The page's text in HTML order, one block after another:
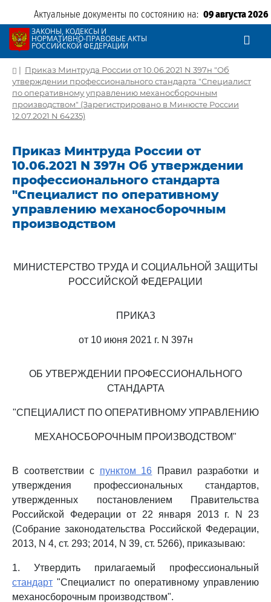
Актуальные документы по состоянию на: 09 августа 2026
ЗАКОНЫ, КОДЕКСЫ И
НОРМАТИВНО-ПРАВОВЫЕ АКТЫ
РОССИЙСКОЙ ФЕДЕРАЦИИ
| Приказ Минтруда России от 10.06.2021 N 397н "Об
утверждении профессионального стандарта "Специалист
по оперативному управлению механосборочным
производством" (Зарегистрировано в Минюсте России
12.07.2021 N 64235)
Приказ Минтруда России от
10.06.2021 N 397н Об утверждении
профессионального стандарта
"Специалист по оперативному
управлению механосборочным
производством
МИНИСТЕРСТВО ТРУДА И СОЦИАЛЬНОЙ ЗАЩИТЫ
РОССИЙСКОЙ ФЕДЕРАЦИИ
ПРИКАЗ
от 10 июня 2021 г. N 397н
ОБ УТВЕРЖДЕНИИ ПРОФЕССИОНАЛЬНОГО
СТАНДАРТА
"СПЕЦИАЛИСТ ПО ОПЕРАТИВНОМУ УПРАВЛЕНИЮ
МЕХАНОСБОРОЧНЫМ ПРОИЗВОДСТВОМ"
В соответствии с пунктом 16 Правил разработки и
утверждения профессиональных стандартов,
утвержденных постановлением Правительства
Российской Федерации от 22 января 2013 г. N 23
(Собрание законодательства Российской Федерации,
2013, N 4, ст. 293; 2014, N 39, ст. 5266), приказываю:
1. Утвердить прилагаемый профессиональный
стандарт "Специалист по оперативному управлению
механосборочным производством".